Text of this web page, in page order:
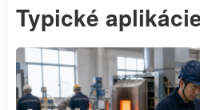
Typické